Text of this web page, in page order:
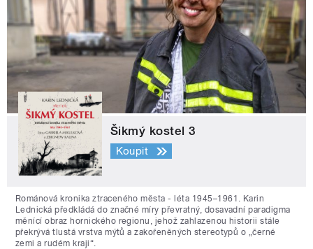
Šikmý kostel 3
Koupit
Románová kronika ztraceného města - léta 1945–1961. Karin
Lednická předkládá do značné míry převratný, dosavadní paradigma
měnící obraz hornického regionu, jehož zahlazenou historii stále
překrývá tlustá vrstva mýtů a zakořeněných stereotypů o „černé
zemi a rudém kraji“.